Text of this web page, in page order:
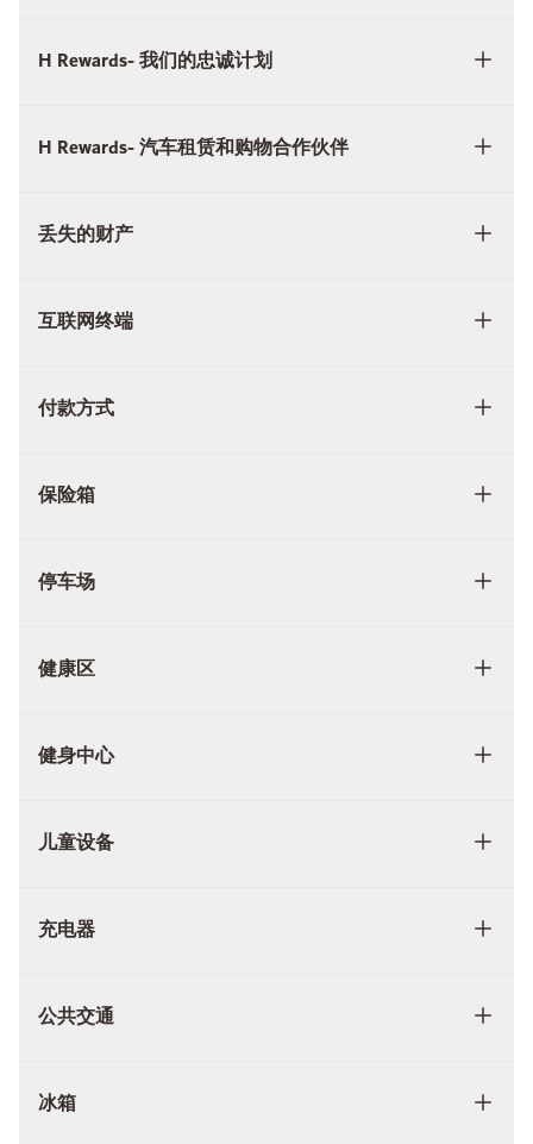
H Rewards- 我们的忠诚计划
H Rewards- 汽车租赁和购物合作伙伴
丢失的财产
互联网终端
付款方式
保险箱
停车场
健康区
健身中心
儿童设备
充电器
公共交通
冰箱